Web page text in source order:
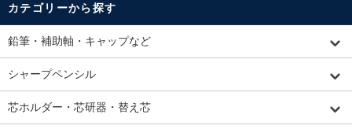
カテゴリーから探す
鉛筆・補助軸・キャップなど
シャープペンシル
芯ホルダー・芯研器・替え芯